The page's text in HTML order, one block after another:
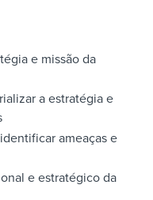
e missão da
a estratégia e
ameaças e
e estratégico da